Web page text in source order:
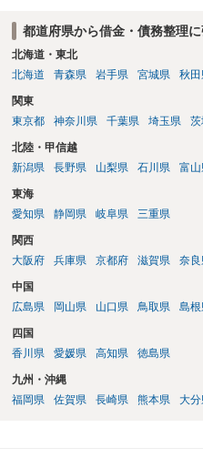
都道府県から借金・債務整理
北海道・東北
北海道
青森県 岩手県 宮城県 秋田
関東
東京都
神奈川県 千葉県 埼玉県
北陸・甲信越
新潟県
長野県 山梨県 石川県 富山
東海
愛知県
静岡県 岐阜県 三重県
関西
大阪府
兵庫県 京都府 滋賀県 奈良
中国
広島県
岡山県 山口県 鳥取県 島根
四国
香川県
愛媛県 高知県 徳島県
九州・沖縄
福岡県
佐賀県 長崎県 熊本県 大分